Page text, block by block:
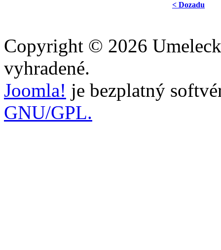
< Dozadu
Copyright © 2026
vyhradené.
Joomla! je bezplatný
GNU/GPL.